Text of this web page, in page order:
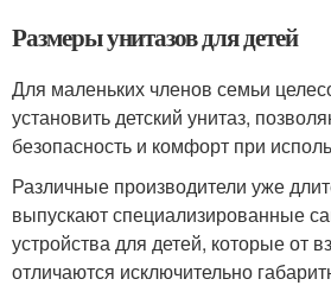
Размеры унитазов для детей
Для маленьких членов семьи
установить детский унитаз,
безопасность и комфорт при
Различные производители уже
выпускают специализированные
устройства для детей, которые от
отличаются исключительно